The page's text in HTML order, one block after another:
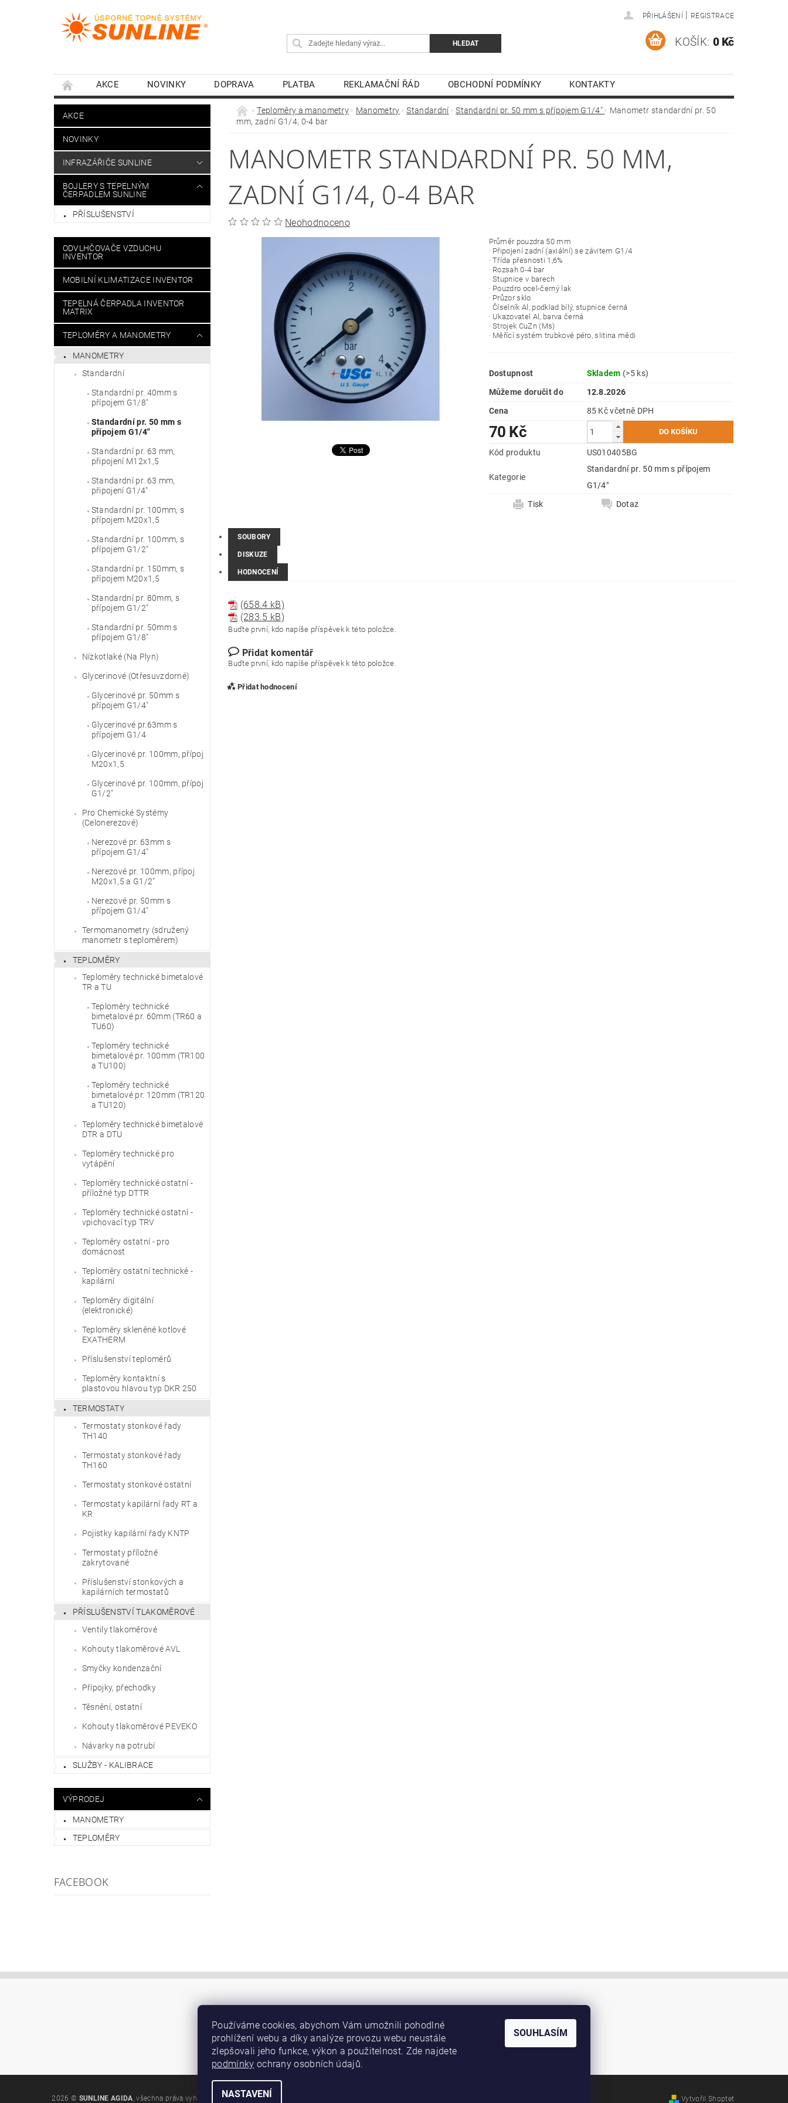
PŘIHLÁŠENÍ | REGISTRACE
KOŠÍK: 0 Kč
AKCE NOVINKY DOPRAVA PLATBA REKLAMAČNÍ ŘÁD OBCHODNÍ PODMÍNKY KONTAKTY
AKCE
NOVINKY
INFRAZÁŘIČE SUNLINE
BOJLERY S TEPELNÝM
ČERPADLEM SUNLINE
PŘÍSLUŠENSTVÍ
ODVLHČOVAČE VZDUCHU
INVENTOR
MOBILNÍ KLIMATIZACE INVENTOR
TEPELNÁ ČERPADLA INVENTOR
MATRIX
TEPLOMĚRY A MANOMETRY
MANOMETRY
Standardní
Standardní pr. 40mm s
přípojem G1/8"
Standardní pr. 50 mm s
přípojem G1/4"
Standardní pr. 63 mm,
připojení M12x1,5
Standardní pr. 63 mm,
připojení G1/4"
Standardní pr. 100mm, s
přípojem M20x1,5
Standardní pr. 100mm, s
přípojem G1/2"
Standardní pr. 150mm, s
přípojem M20x1,5
Standardní pr. 80mm, s
přípojem G1/2"
Standardní pr. 50mm s
přípojem G1/8"
Nízkotlaké (Na Plyn)
Glycerinové (Otřesuvzdorné)
Glycerinové pr. 50mm s
přípojem G1/4"
Glycerinové pr.63mm s
přípojem G1/4
Glycerinové pr. 100mm, přípoj
M20x1,5
Glycerinové pr. 100mm, přípoj
G1/2"
Pro Chemické Systémy
(Celonerezové)
Nerezové pr. 63mm s
přípojem G1/4"
Nerezové pr. 100mm, přípoj
M20x1,5 a G1/2"
Nerezové pr. 50mm s
přípojem G1/4"
Termomanometry (sdružený
manometr s teploměrem)
TEPLOMĚRY
Teploměry technické bimetalové
TR a TU
Teploměry technické
bimetalové pr. 60mm (TR60 a
TU60)
Teploměry technické
bimetalové pr. 100mm (TR100
a TU100)
Teploměry technické
bimetalové pr. 120mm (TR120
a TU120)
Teploměry technické bimetalové
DTR a DTU
Teploměry technické pro
vytápění
Teploměry technické ostatní -
příložné typ DTTR
Teploměry technické ostatní -
vpichovací typ TRV
Teploměry ostatní - pro
domácnost
Teploměry ostatní technické -
kapilární
Teploměry digitální
(elektronické)
Teploměry skleněné kotlové
EXATHERM
Příslušenství teploměrů
Teploměry kontaktní s
plastovou hlavou typ DKR 250
TERMOSTATY
Termostaty stonkové řady
TH140
Termostaty stonkové řady
TH160
Termostaty stonkové ostatní
Termostaty kapilární řady RT a
KR
Pojistky kapilární řady KNTP
Termostaty příložné
zakrytované
Příslušenství stonkových a
kapilárních termostatů
PŘÍSLUŠENSTVÍ TLAKOMĚROVÉ
Ventily tlakoměrové
Kohouty tlakoměrové AVL
Smyčky kondenzační
Přípojky, přechodky
Těsnění, ostatní
Kohouty tlakoměrové PEVEKO
Návarky na potrubí
SLUŽBY - KALIBRACE
VÝPRODEJ
MANOMETRY
TEPLOMĚRY
FACEBOOK
Teploměry a manometry Manometry Standardní Standardní pr. 50 mm s přípojem G1/4"
Manometr standardní pr. 50
mm, zadní G1/4, 0-4 bar
MANOMETR STANDARDNÍ PR. 50 MM,
ZADNÍ G1/4, 0-4 BAR
Neohodnoceno
Průměr pouzdra 50 mm
· Připojení zadní (axiální) se závitem G1/4
· Třída přesnosti 1,6%
· Rozsah 0-4 bar
· Stupnice v barech
· Pouzdro ocel-černý lak
· Průzor sklo
· Číselník Al, podklad bílý, stupnice černá
· Ukazovatel Al, barva černá
· Strojek CuZn (Ms)
· Měřící systém trubkové péro, slitina mědi
Dostupnost Skladem (>5 ks)
Můžeme doručit do
12.8.2026
Cena
85 Kč včetně DPH
70 Kč
Kód produktu US010405BG
Kategorie
Standardní pr. 50 mm s přípojem
G1/4"
Tisk
Dotaz
SOUBORY
DISKUZE
HODNOCENÍ
(658.4 kB)
(283.5 kB)
Buďte první, kdo napíše příspěvek k této položce.
Přidat komentář
Buďte první, kdo napíše příspěvek k této položce.
Přidat hodnocení
2026 © SUNLINE AGIDA, všechna práva vyhrazena Vytvořil Shoptet
Používáme cookies, abychom Vám umožnili pohodlné
prohlížení webu a díky analýze provozu webu neustále
zlepšovali jeho funkce, výkon a použitelnost. Zde najdete
podmínky ochrany osobních údajů.
NASTAVENÍ
SOUHLASÍM